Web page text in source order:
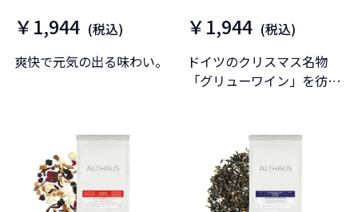
￥1,944 (税込)
爽快で元気の出る味わい。
￥1,944 (税込)
ドイツのクリスマス名物
「グリューワイン」を彷彿